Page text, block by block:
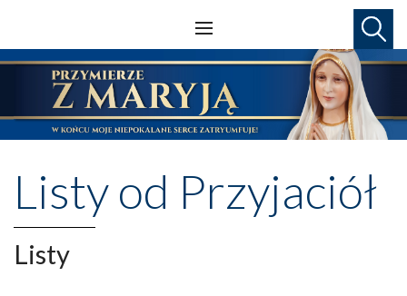
Listy od Przyjaciół
Listy